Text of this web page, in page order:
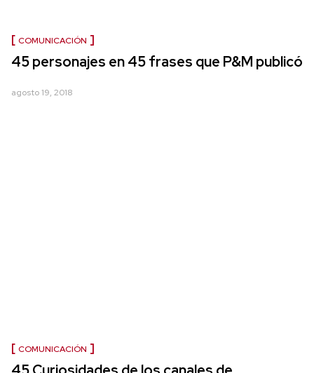
COMUNICACIÓN
45 personajes en 45 frases que P&M publicó
agosto 19, 2018
COMUNICACIÓN